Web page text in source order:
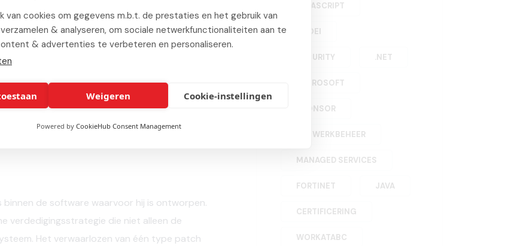
IT-professionals.
dat de software van je systeem soepel
Incompatibiliteit kan leiden tot
impact heeft op je bedrijfsvoering en
de software waarvoor hij is ontworpen.
verdedigingsstrategie die niet alleen de
Het verwaarlozen van één type patch
JAVASCRIPT
GROEI
SECURITY .NET
MICROSOFT
SPONSOR
NETWERKBEHEER
MANAGED SERVICES
FORTINET JAVA
CERTIFICERING
WORKATABC
van cookies om gegevens m.b.t. de prestaties en het gebruik van
& analyseren, om sociale netwerkfunctionaliteiten aan te
& advertenties te verbeteren en personaliseren.
Weigeren Cookie-instellingen
Powered by CookieHub Consent Management